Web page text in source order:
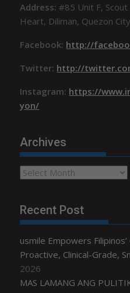
Address:#85 Unit F, Scout
Heart, Diliman, Quezon City
Facebook: http://
Twitter: http://
Instagram: https://
yon/
Archives
Archives
Recent Post
usmile Empowers
Proactive, Clinical-Grade,
2026
MAS LAMANG ANG